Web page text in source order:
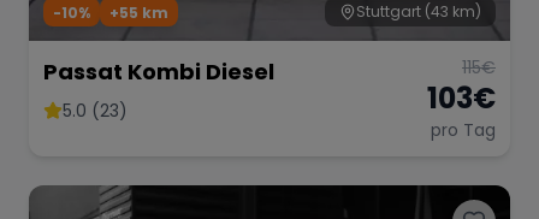
Stuttgart (43 km)
-10% +55 km
Passat Kombi Diesel
5.0 (23)
115€
103€
pro Tag